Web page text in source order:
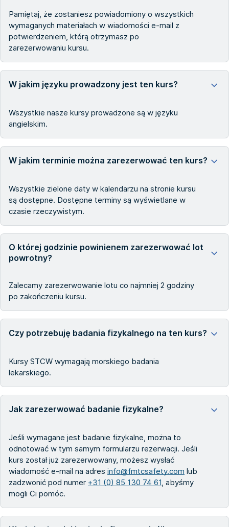
Pamiętaj, że zostaniesz powiadomiony o wszystkich
wymaganych materiałach w wiadomości e-mail z
potwierdzeniem, którą otrzymasz po
zarezerwowaniu kursu.
W jakim języku prowadzony jest ten kurs?
Wszystkie nasze kursy prowadzone są w języku
angielskim.
W jakim terminie można zarezerwować ten kurs?
Wszystkie zielone daty w kalendarzu na stronie kursu
są dostępne. Dostępne terminy są wyświetlane w
czasie rzeczywistym.
O której godzinie powinienem zarezerwować lot
powrotny?
Zalecamy zarezerwowanie lotu co najmniej 2 godziny
po zakończeniu kursu.
Czy potrzebuję badania fizykalnego na ten kurs?
Kursy STCW wymagają morskiego badania
lekarskiego.
Jak zarezerwować badanie fizykalne?
Jeśli wymagane jest badanie fizykalne, można to
odnotować w tym samym formularzu rezerwacji. Jeśli
kurs został już zarezerwowany, możesz wysłać
wiadomość e-mail na adres info@fmtcsafety.com lub
zadzwonić pod numer +31 (0) 85 130 74 61 , abyśmy
mogli Ci pomóc.